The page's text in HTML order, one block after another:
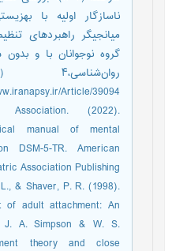
ناسازگار اولیه با
میانجیگر راهبرد‌های
گروه نوجوانان با و بدون
Article/39094
Association. (2022).
manual of mental
DSM-5-TR. American
Association Publishing.
& Shaver, P. R. (1998).
of adult attachment: An
J. A. Simpson & W. S.
theory and close